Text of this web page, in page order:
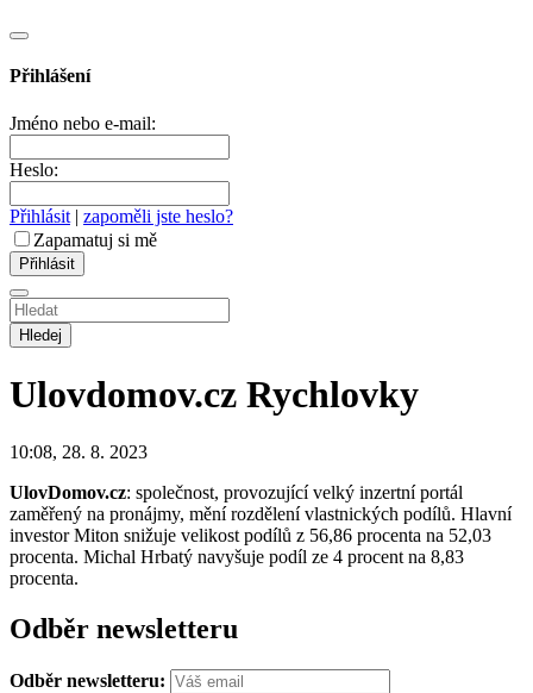
Přihlášení
Jméno nebo e-mail:
Heslo:
Přihlásit | zapoměli jste heslo?
Zapamatuj si mě
Hledej
Ulovdomov.cz Rychlovky
10:08, 28. 8. 2023
UlovDomov.cz: společnost, provozující velký inzertní portál
zaměřený na pronájmy, mění rozdělení vlastnických podílů. Hlavní
investor Miton snižuje velikost podílů z 56,86 procenta na 52,03
procenta. Michal Hrbatý navyšuje podíl ze 4 procent na 8,83
procenta.
Odběr newsletteru
Odběr newsletteru: